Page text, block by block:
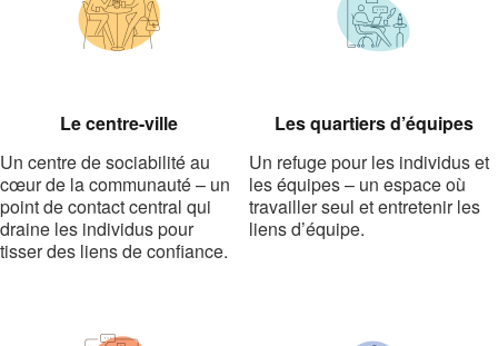
Le centre-ville
Un centre de sociabilité au
cœur de la communauté – un
point de contact central qui
draine les individus pour
tisser des liens de confiance.
Les quartiers d’équipes
Un refuge pour les individus et
les équipes – un espace où
travailler seul et entretenir les
liens d’équipe.